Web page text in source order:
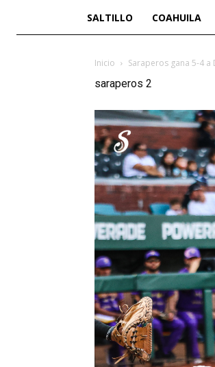
SALTILLO COAHUILA
Inicio Saraperos gana 5-4
saraperos 2